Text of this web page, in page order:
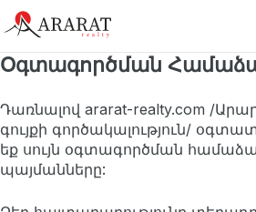
Օգտագործման
Դառնալով ararat-realty.com /
գույքի գործակալություն/
եք սույն օգտագործման
պայմանները: